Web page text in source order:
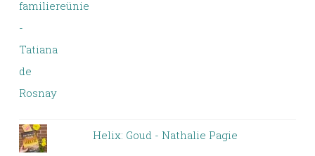
Helix: Goud - Nathalie Pagie